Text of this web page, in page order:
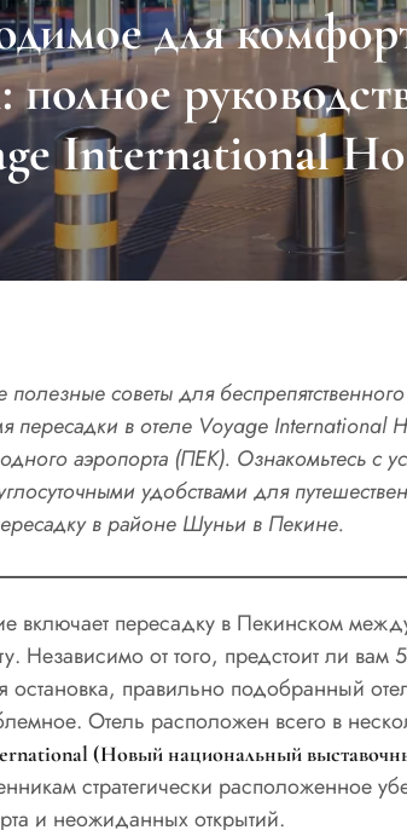
для
полное
International
полезные советы для
пересадки в отеле Voyage International
аэропорта (ПЕК). Ознакомьтесь с
удобствами для
в районе Шуньи в Пекине.
включает пересадку в Пекинском
Независимо от того, предстоит ли вам
остановка, правильно подобранный
Отель расположен всего в
(Новый национальный
стратегически расположенное
и неожиданных открытий.